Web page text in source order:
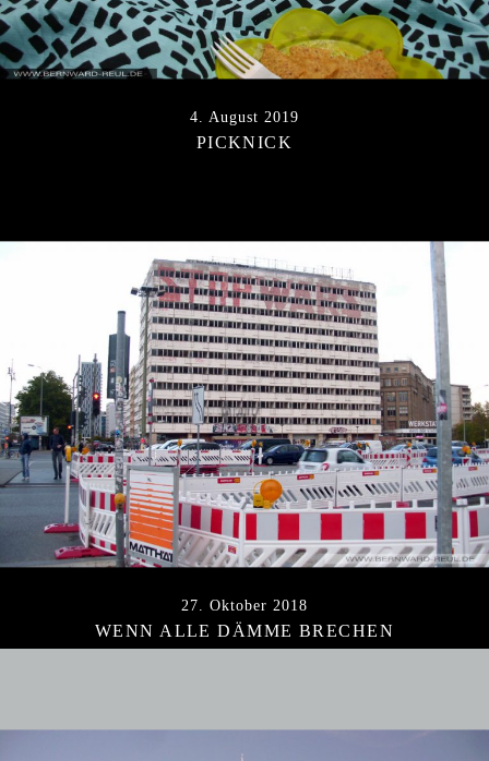
4. August 2019
PICKNICK
27. Oktober 2018
WENN ALLE DÄMME BRECHEN